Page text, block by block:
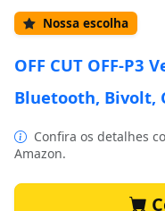
Nossa escolha
OFF CUT OFF-P3
Bluetooth, Bivolt,
Confira os detalhes
Amazon.